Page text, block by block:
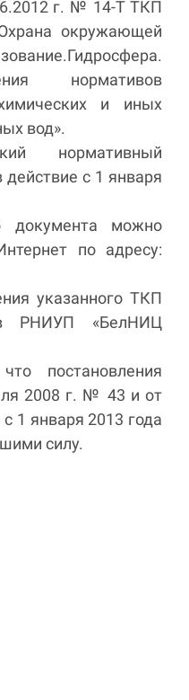
г. № 14-Т ТКП
окружающей
нормативов
и иных
вод».
нормативный
действие с 1 января
документа можно
по адресу:
указанного ТКП
РНИУП «БелНИЦ
постановления
2008 г. № 43 и от
1 января 2013 года
силу.